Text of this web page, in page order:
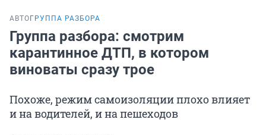
АВТО ГРУППА РАЗБОРА
Группа разбора: смотрим
карантинное ДТП, в котором
виноваты сразу трое
Похоже, режим самоизоляции плохо влияет
и на водителей, и на пешеходов